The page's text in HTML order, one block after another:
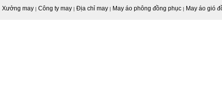
Xưởng may | Công ty may | Địa chỉ may | May áo phông đồng phục | May áo gió